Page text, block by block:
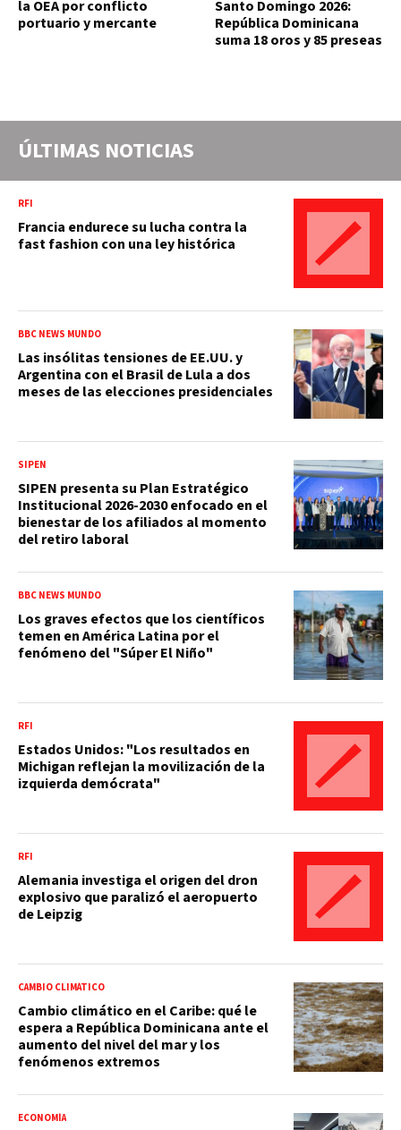
la OEA por conflicto
portuario y mercante
Santo Domingo 2026:
República Dominicana
suma 18 oros y 85 preseas
ÚLTIMAS NOTICIAS
RFI
Francia endurece su lucha contra la
fast fashion con una ley histórica
BBC NEWS MUNDO
Las insólitas tensiones de EE.UU. y
Argentina con el Brasil de Lula a dos
meses de las elecciones presidenciales
SIPEN
SIPEN presenta su Plan Estratégico
Institucional 2026-2030 enfocado en el
bienestar de los afiliados al momento
del retiro laboral
BBC NEWS MUNDO
Los graves efectos que los científicos
temen en América Latina por el
fenómeno del "Súper El Niño"
RFI
Estados Unidos: "Los resultados en
Michigan reflejan la movilización de la
izquierda demócrata"
RFI
Alemania investiga el origen del dron
explosivo que paralizó el aeropuerto
de Leipzig
CAMBIO CLIMÁTICO
Cambio climático en el Caribe: qué le
espera a República Dominicana ante el
aumento del nivel del mar y los
fenómenos extremos
ECONOMÍA